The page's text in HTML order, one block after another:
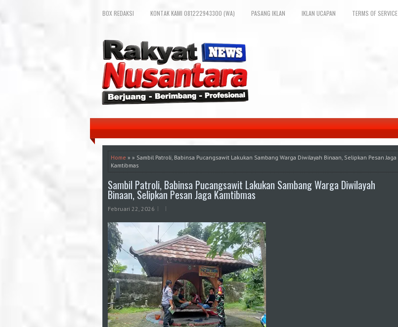
BOX REDAKSI KONTAK KAMI 081222943300 (WA) PASANG IKLAN IKLAN UCAPAN TERMS OF SERVICE
Home » » Sambil Patroli, Babinsa Pucangsawit Lakukan Sambang Warga Diwilayah Binaan, Selipkan Pesan Jaga
Kamtibmas
Sambil Patroli, Babinsa Pucangsawit Lakukan Sambang Warga Diwilayah
Binaan, Selipkan Pesan Jaga Kamtibmas
Februari 22, 2026